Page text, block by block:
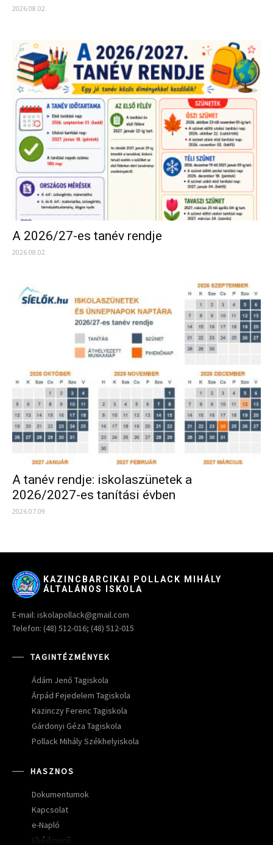
2026.08.02.
A 2026/27-es tanév rendje
2026.08.02.
A tanév rendje: iskolaszünetek a
2026/2027-es tanítási évben
2026.07.09.
KAZINCBARCIKAI POLLACK MIHÁLY
ÁLTALÁNOS ISKOLA
E-mail: iskolapollack@gmail.com
Telefon: (48) 512-016; (48) 512-015
TAGINTÉZMÉNYEK
Ádám Jenő Tagiskola
Árpád Fejedelem Tagiskola
Kazinczy Ferenc Tagiskola
Gárdonyi Géza Tagiskola
Pollack Mihály Székhelyiskola
HASZNOS
Dokumentumok
Kapcsolat
e-Napló
Ebédmenü